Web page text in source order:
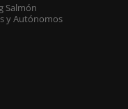
Salmón
y Autónomos